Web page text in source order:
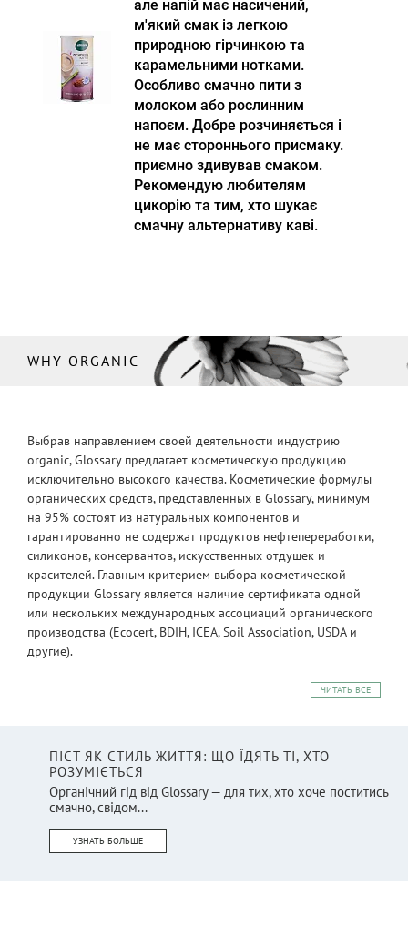
але напій має насичений,
м'який смак із легкою
природною гірчинкою та
карамельними нотками.
Особливо смачно пити з
молоком або рослинним
напоєм. Добре розчиняється і
не має стороннього присмаку.
приємно здивував смаком.
Рекомендую любителям
цикорію та тим, хто шукає
смачну альтернативу каві.
WHY ORGANIC
Выбрав направлением своей деятельности индустрию
organic, Glossary предлагает косметическую продукцию
исключительно высокого качества. Косметические формулы
органических средств, представленных в Glossary, минимум
на 95% состоят из натуральных компонентов и
гарантированно не содержат продуктов нефтепереработки,
силиконов, консервантов, искусственных отдушек и
красителей. Главным критерием выбора косметической
продукции Glossary является наличие сертификата одной
или нескольких международных ассоциаций органического
производства (Ecocert, BDIH, ICEA, Soil Association, USDA и
другие).
ЧИТАТЬ ВСЕ
ПІСТ ЯК СТИЛЬ ЖИТТЯ: ЩО ЇДЯТЬ ТІ, ХТО
РОЗУМІЄТЬСЯ
Органічний гід від Glossary — для тих, хто хоче поститись
смачно, свідом...
УЗНАТЬ БОЛЬШЕ